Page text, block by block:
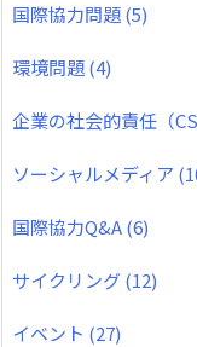
国際協力問題(5)
環境問題(4)
企業の社会的責任（
ソーシャルメディア
国際協力Q&A(6)
サイクリング(12)
イベント (27)